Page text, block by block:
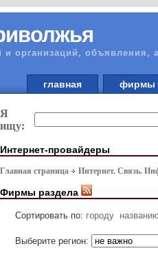
и организаций, объявления,
главная
Я
ищу:
Интернет-провайдеры
Главная страница Интернет. Связь.
Фирмы раздела
Сортировать по: городу
Выберите регион: